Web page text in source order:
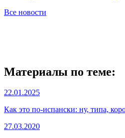
Все новости
Материалы по теме:
22.01.2025
Как это по-испански: ну, типа,
27.03.2020